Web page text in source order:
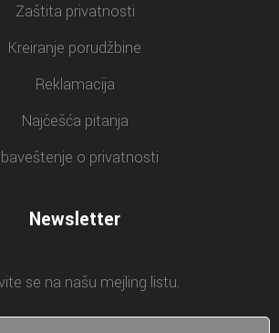
Zaštita privatnosti
Kreiranje porudžbine
Reklamacija
Najčešća pitanja
o privatnosti
Newsletter
se na našu mejling listu.